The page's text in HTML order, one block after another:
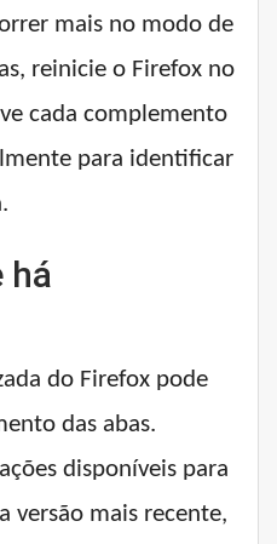
mais no modo de
reinicie o Firefox no
cada complemento
para identificar
há
do Firefox pode
das abas.
disponíveis para
versão mais recente,